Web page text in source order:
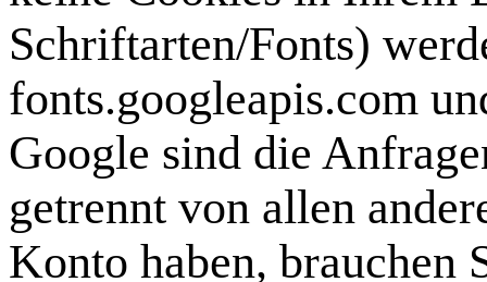
Schriftarten/Fonts)
fonts.googleapis.com
Google sind die
getrennt von allen
Konto haben, brauchen